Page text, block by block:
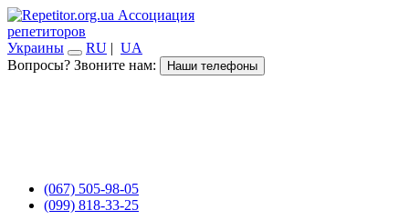
Ассоциация
репетиторов
Украины
RU | UA
Вопросы? Звоните нам:
Наши телефоны
(067) 505-98-05
(099) 818-33-25